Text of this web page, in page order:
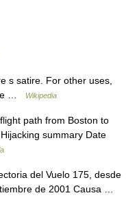
s satire. For other uses,
…
Wikipedia
path from Boston to
summary Date
del Vuelo 175, desde
de 2001 Causa …